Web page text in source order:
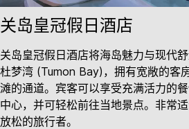
关岛皇冠假日酒店
关岛皇冠假日酒店将海岛魅力与现代
杜梦湾 (Tumon Bay)，拥有宽敞的客
滩的通道。宾客可以享受充满活力的
中心，并可轻松前往当地景点。非常
放松的旅行者。